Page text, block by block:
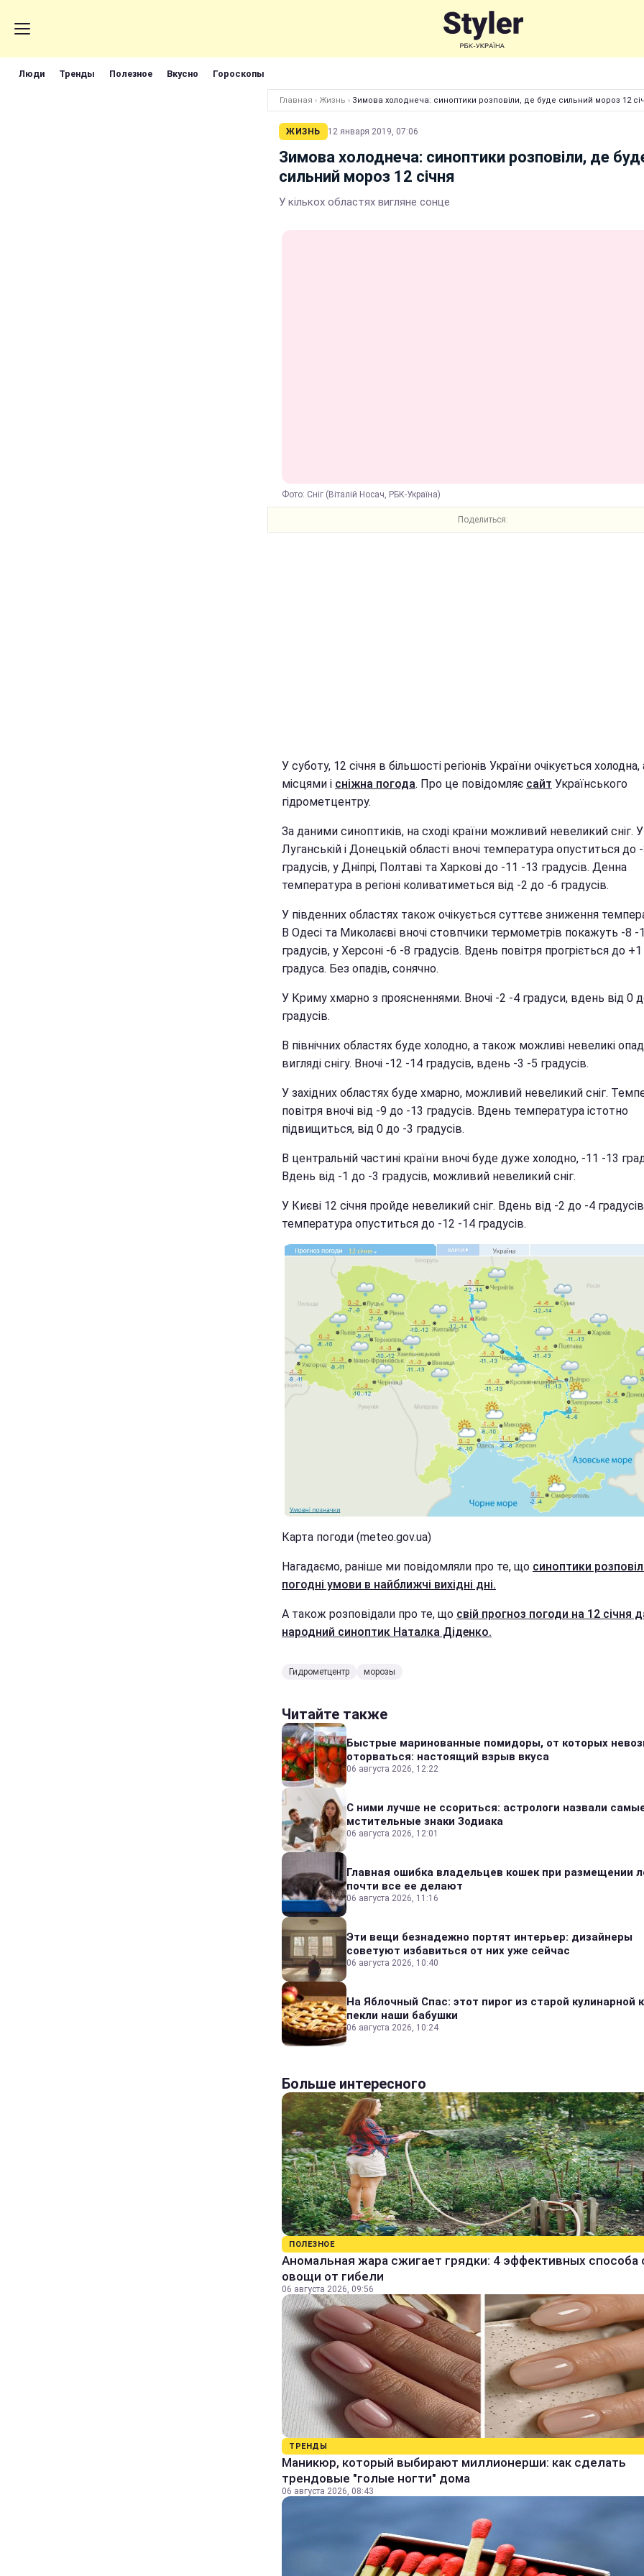
Люди Тренды Полезное Вкусно Гороскопы
Главная › Жизнь › Зимова холоднеча: синоптики розповіли, де буде сильний мороз 12
ЖИЗНЬ 12 января 2019, 07:06
Зимова холоднеча: синоптики розповіли, де
сильний мороз 12 січня
У кількох областях вигляне сонце
Фото: Сніг (Віталій Носач, РБК-Україна)
Поделиться:
У суботу, 12 січня в більшості регіонів України очікується холодна,
місцями і сніжна погода. Про це повідомляє сайт Українського
гідрометцентру.
За даними синоптиків, на сході країни можливий невеликий сніг. У
Луганській і Донецькій області вночі температура опуститься до
градусів, у Дніпрі, Полтаві та Харкові до -11 -13 градусів. Денна
температура в регіоні коливатиметься від -2 до -6 градусів.
У південних областях також очікується суттєве зниження
В Одесі та Миколаєві вночі стовпчики термометрів покажуть -8 -
градусів, у Херсоні -6 -8 градусів. Вдень повітря прогріється до +1
градуса. Без опадів, сонячно.
У Криму хмарно з проясненнями. Вночі -2 -4 градуси, вдень від 0
градусів.
В північних областях буде холодно, а також можливі невеликі
вигляді снігу. Вночі -12 -14 градусів, вдень -3 -5 градусів.
У західних областях буде хмарно, можливий невеликий сніг.
повітря вночі від -9 до -13 градусів. Вдень температура істотно
підвищиться, від 0 до -3 градусів.
В центральній частині країни вночі буде дуже холодно, -11 -13
Вдень від -1 до -3 градусів, можливий невеликий сніг.
У Києві 12 січня пройде невеликий сніг. Вдень від -2 до -4
температура опуститься до -12 -14 градусів.
Карта погоди (meteo.gov.ua)
Нагадаємо, раніше ми повідомляли про те, що синоптики
погодні умови в найближчі вихідні дні.
А також розповідали про те, що свій прогноз погоди на 12 січня
народний синоптик Наталка Діденко.
Гидрометцентр морозы
Читайте также
Быстрые маринованные помидоры, от которых
оторваться: настоящий взрыв вкуса
06 августа 2026, 12:22
С ними лучше не ссориться: астрологи назвали
мстительные знаки Зодиака
06 августа 2026, 12:01
Главная ошибка владельцев кошек при размещении
почти все ее делают
06 августа 2026, 11:16
Эти вещи безнадежно портят интерьер: дизайнеры
советуют избавиться от них уже сейчас
06 августа 2026, 10:40
На Яблочный Спас: этот пирог из старой кулинарной
пекли наши бабушки
06 августа 2026, 10:24
Больше интересного
ПОЛЕЗНОЕ
Аномальная жара сжигает грядки: 4 эффективных способа
овощи от гибели
06 августа 2026, 09:56
ТРЕНДЫ
Маникюр, который выбирают миллионерши: как сделать
трендовые "голые ногти" дома
06 августа 2026, 08:43